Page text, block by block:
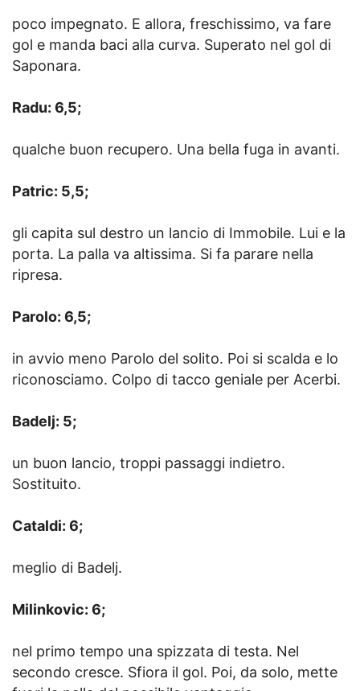
poco impegnato. E allora, freschissimo, va fare
gol e manda baci alla curva. Superato nel gol di
Saponara.
Radu: 6,5;
qualche buon recupero. Una bella fuga in avanti.
Patric: 5,5;
gli capita sul destro un lancio di Immobile. Lui e la
porta. La palla va altissima. Si fa parare nella
ripresa.
Parolo: 6,5;
in avvio meno Parolo del solito. Poi si scalda e lo
riconosciamo. Colpo di tacco geniale per Acerbi.
Badelj: 5;
un buon lancio, troppi passaggi indietro.
Sostituito.
Cataldi: 6;
meglio di Badelj.
Milinkovic: 6;
nel primo tempo una spizzata di testa. Nel
secondo cresce. Sfiora il gol. Poi, da solo, mette